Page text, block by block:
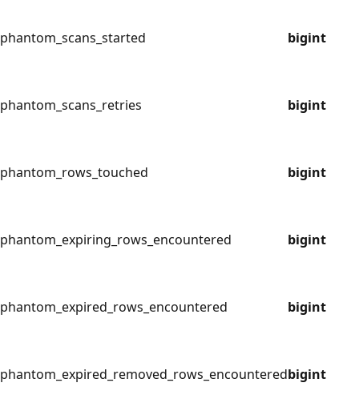
phantom_scans_started bigint
phantom_scans_retries bigint
phantom_rows_touched bigint
phantom_expiring_rows_encountered bigint
phantom_expired_rows_encountered bigint
phantom_expired_removed_rows_encounteredbigint